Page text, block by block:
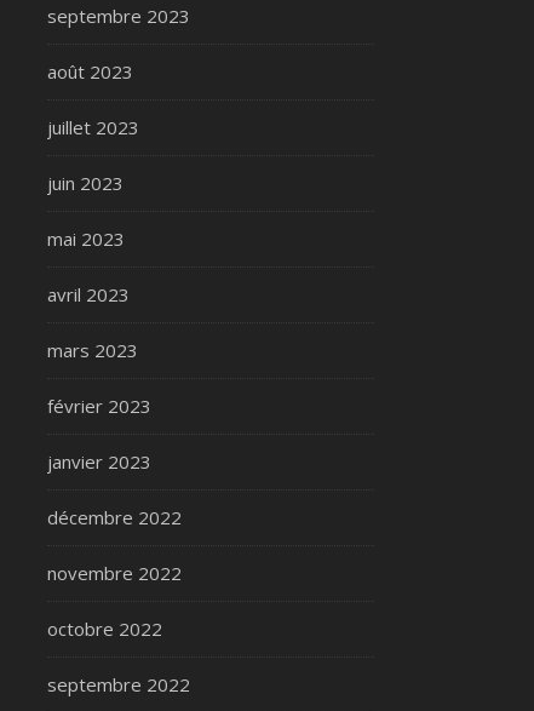
septembre 2023
août 2023
juillet 2023
juin 2023
mai 2023
avril 2023
mars 2023
février 2023
janvier 2023
décembre 2022
novembre 2022
octobre 2022
septembre 2022